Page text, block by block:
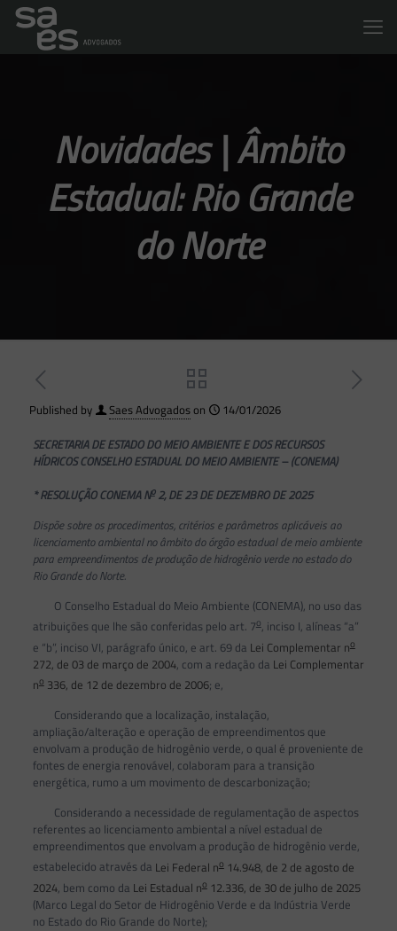
Novidades | Âmbito
Estadual: Rio Grande
do Norte
Published by Saes Advogadoson
14/01/2026
SECRETARIA DE ESTADO DO MEIO AMBIENTE E DOS RECURSOS
HÍDRICOS CONSELHO ESTADUAL DO MEIO AMBIENTE – (CONEMA)
* RESOLUÇÃO CONEMA No2, DE 23 DE DEZEMBRO DE 2025
Dispõe sobre os procedimentos, critérios e parâmetros aplicáveis ao
licenciamento ambiental no âmbito do órgão estadual de meio ambiente
para empreendimentos de produção de hidrogênio verde no estado do
Rio Grande do Norte.
O Conselho Estadual do Meio Ambiente (CONEMA), no uso das
atribuições que lhe são conferidas pelo art. 7o, inciso I, alíneas “a”
e “b”, inciso VI, parágrafo único, e art. 69 da Lei Complementar no
272, de 03 de março de 2004, com a redação da Lei Complementar
no336, de 12 de dezembro de 2006; e,
Considerando que a localização, instalação,
ampliação/alteração e operação de empreendimentos que
envolvam a produção de hidrogênio verde, o qual é proveniente de
fontes de energia renovável, colaboram para a transição
energética, rumo a um movimento de descarbonização;
Considerando a necessidade de regulamentação de aspectos
referentes ao licenciamento ambiental a nível estadual de
empreendimentos que envolvam a produção de hidrogênio verde,
estabelecido através da Lei Federal no14.948, de 2 de agosto de
2024, bem como da Lei Estadual no12.336, de 30 de julho de 2025
(Marco Legal do Setor de Hidrogênio Verde e da Indústria Verde
no Estado do Rio Grande do Norte);